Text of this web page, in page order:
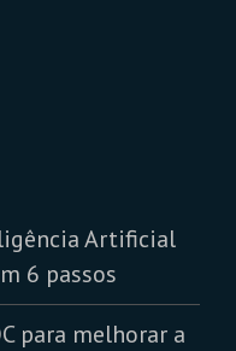
Artificial
6 passos
para melhorar a